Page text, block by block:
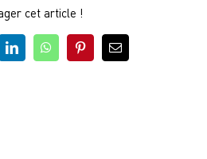
cet article !
LinkedInWhatsAppPinterestEmail